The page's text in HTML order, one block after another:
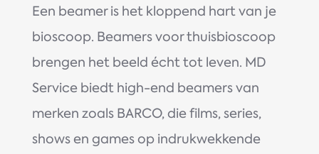
Een beamer is het kloppend hart van je
bioscoop. Beamers voor thuisbioscoop
brengen het beeld écht tot leven. MD
Service biedt high-end beamers van
merken zoals BARCO, die films, series,
shows en games op indrukwekkende